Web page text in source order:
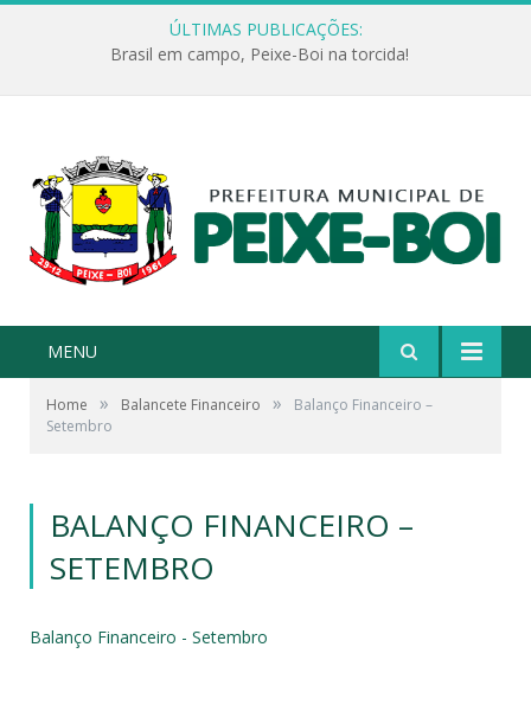
ÚLTIMAS PUBLICAÇÕES:
Brasil em campo, Peixe-Boi na torcida!
MENU
Home » Balancete Financeiro »
Balanço Financeiro –
Setembro
BALANÇO FINANCEIRO –
SETEMBRO
Balanço Financeiro - Setembro